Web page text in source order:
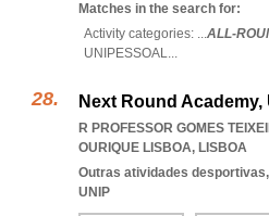
Matches in the search for:
Activity categories: ...ALL-
UNIPESSOAL...
Next Round
R PROFESSOR GOMES
OURIQUE LISBOA, LISBOA
Outras atividades
UNIP